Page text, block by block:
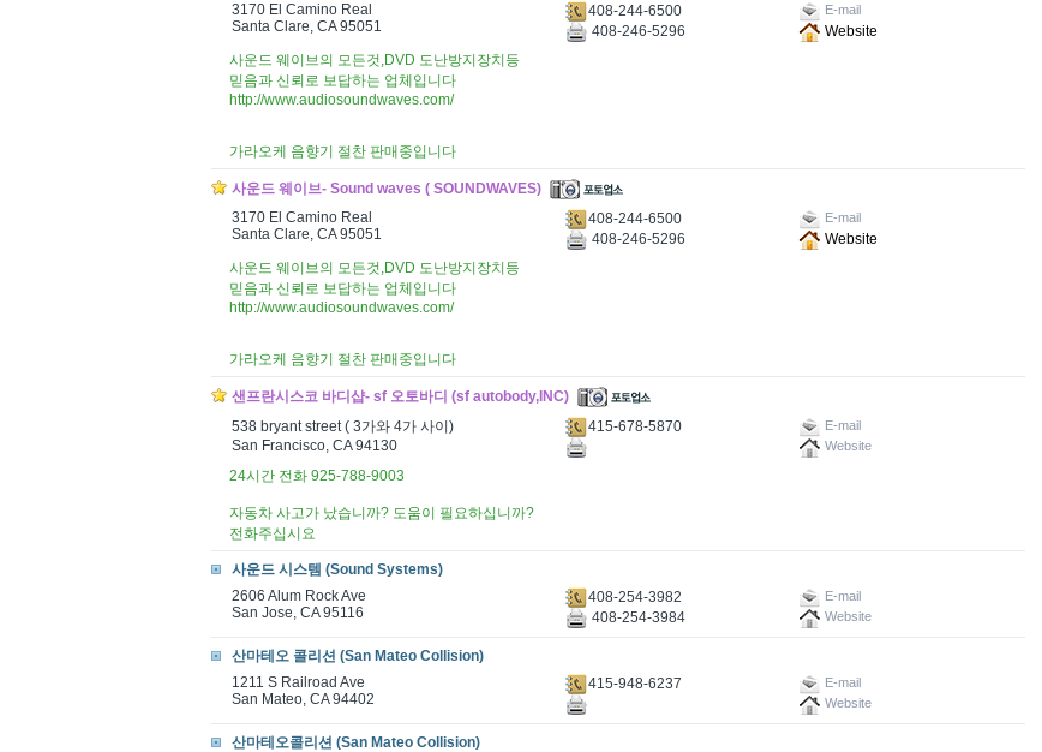
3170 El Camino Real
Santa Clare, CA 95051
408-244-6500 E-mail
408-246-5296
Website
사운드 웨이브의 모든것,DVD 도난방지장치등
믿음과 신뢰로 보답하는 업체입니다
http://www.audiosoundwaves.com/
가라오케 음향기 절찬 판매중입니다
사운드 웨이브- Sound waves ( SOUNDWAVES)
3170 El Camino Real
Santa Clare, CA 95051
408-244-6500 E-mail
408-246-5296
Website
사운드 웨이브의 모든것,DVD 도난방지장치등
믿음과 신뢰로 보답하는 업체입니다
http://www.audiosoundwaves.com/
가라오케 음향기 절찬 판매중입니다
샌프란시스코 바디샵- sf 오토바디 (sf autobody,INC)
538 bryant street ( 3가와 4가 사이)
San Francisco, CA 94130
415-678-5870
E-mail
Website
24시간 전화 925-788-9003
자동차 사고가 났습니까? 도움이 필요하십니까?
전화주십시요
사운드 시스템 (Sound Systems)
2606 Alum Rock Ave
San Jose, CA 95116
408-254-3982 E-mail
408-254-3984 Website
산마테오 콜리션 (San Mateo Collision)
1211 S Railroad Ave
San Mateo, CA 94402
415-948-6237
E-mail
Website
산마테오콜리션 (San Mateo Collision)